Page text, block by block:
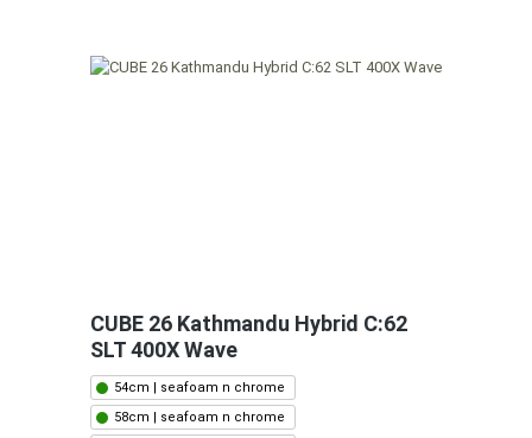
CUBE 26 Kathmandu Hybrid C:62
SLT 400X Wave
54cm | seafoam n chrome
58cm | seafoam n chrome